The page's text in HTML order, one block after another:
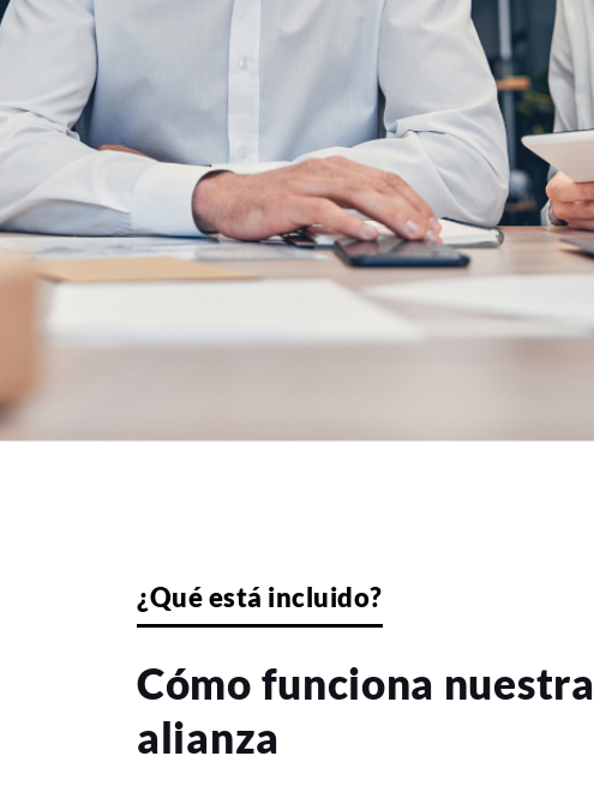
¿Qué está incluido?
Cómo funciona nuestra
alianza